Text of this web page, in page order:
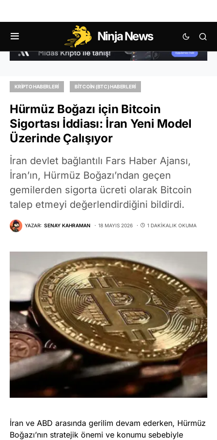
Ninja News
KRIPTO HABERLERI BITCOIN (BTC) HABERLERI
Hürmüz Boğazı için Bitcoin
Sigortası İddiası: İran Yeni Model
Üzerinde Çalışıyor
İran devlet bağlantılı Fars Haber Ajansı,
İran’ın, Hürmüz Boğazı’ndan geçen
gemilerden sigorta ücreti olarak Bitcoin
talep etmeyi değerlendirdiğini bildirdi.
YAZAR: SENAY KAHRAMAN 18 MAYIS 2026 1 DAKIKALIK OKUMA
İran ve ABD arasında gerilim devam ederken, Hürmüz
Boğazı’nın stratejik önemi ve konumu sebebiyle